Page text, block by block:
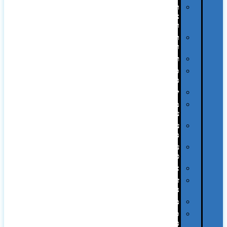
תיקי
ומכתביות
תערוכות
וכנסים
רמקולים
סוכריות
ממותגות
יודאיקה
מארזי
עטים
עטי
מתכת
עטי
פלסטיק
אוזניות
זכרונות
ניידים
מפצלים
סביבת
מחשב